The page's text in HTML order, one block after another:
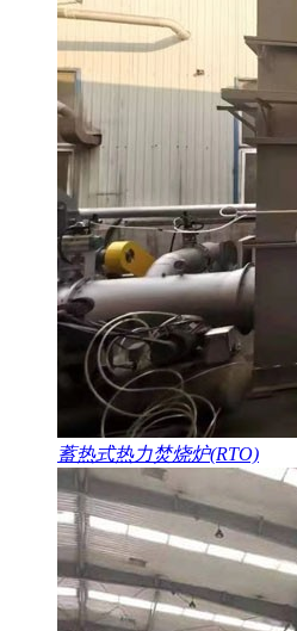
蓄热式热力焚烧炉(RTO)